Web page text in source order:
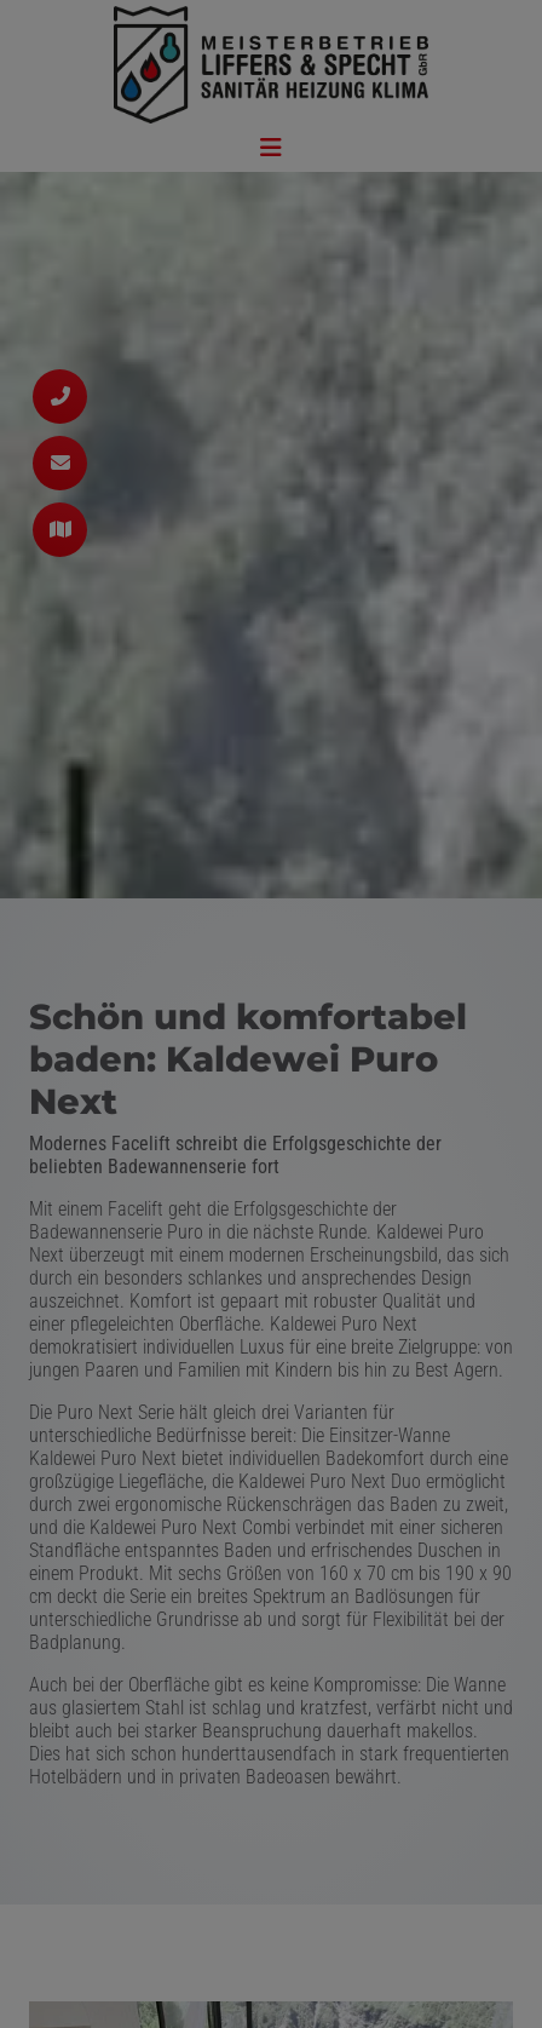
Schön und komfortabel
baden: Kaldewei Puro
Next
Modernes Facelift schreibt die Erfolgsgeschichte der
beliebten Badewannenserie fort
Mit einem Facelift geht die Erfolgsgeschichte der
Badewannenserie Puro in die nächste Runde. Kaldewei Puro
Next überzeugt mit einem modernen Erscheinungsbild, das sich
durch ein besonders schlankes und ansprechendes Design
auszeichnet. Komfort ist gepaart mit robuster Qualität und
einer pflegeleichten Oberfläche. Kaldewei Puro Next
demokratisiert individuellen Luxus für eine breite Zielgruppe: von
jungen Paaren und Familien mit Kindern bis hin zu Best Agern.
Die Puro Next Serie hält gleich drei Varianten für
unterschiedliche Bedürfnisse bereit: Die Einsitzer-Wanne
Kaldewei Puro Next bietet individuellen Badekomfort durch eine
großzügige Liegefläche, die Kaldewei Puro Next Duo ermöglicht
durch zwei ergonomische Rückenschrägen das Baden zu zweit,
und die Kaldewei Puro Next Combi verbindet mit einer sicheren
Standfläche entspanntes Baden und erfrischendes Duschen in
einem Produkt. Mit sechs Größen von 160 x 70 cm bis 190 x 90
cm deckt die Serie ein breites Spektrum an Badlösungen für
unterschiedliche Grundrisse ab und sorgt für Flexibilität bei der
Badplanung.
Auch bei der Oberfläche gibt es keine Kompromisse: Die Wanne
aus glasiertem Stahl ist schlag und kratzfest, verfärbt nicht und
bleibt auch bei starker Beanspruchung dauerhaft makellos.
Dies hat sich schon hunderttausendfach in stark frequentierten
Hotelbädern und in privaten Badeoasen bewährt.
öffnen und schließen
schließen